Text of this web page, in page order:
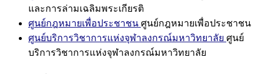
และการล่ามเฉลิมพระเกียรติ
ศูนย์กฎหมายเพื่อประชาชน ศูนย์กฎหมายเพื่อประชาชน
ศูนย์บริการวิชาการแห่งจุฬาลงกรณ์มหาวิทยาลัย ศูนย์
บริการวิชาการแห่งจุฬาลงกรณ์มหาวิทยาลัย